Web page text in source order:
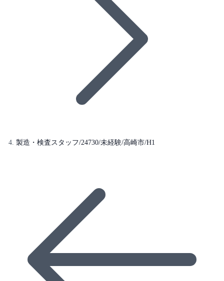
製造・検査スタッフ/24730/未経験/高崎市/H1